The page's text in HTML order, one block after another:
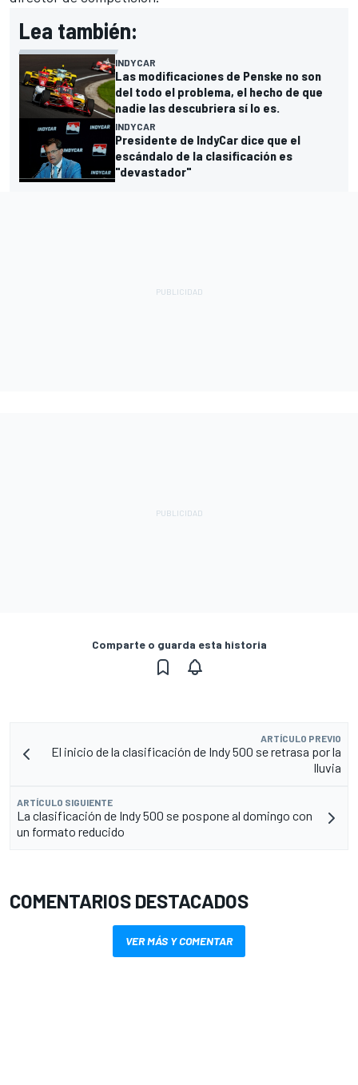
Lea también:
INDYCAR
Las modificaciones de Penske no son
del todo el problema, el hecho de que
nadie las descubriera sí lo es.
INDYCAR
Presidente de IndyCar dice que el
escándalo de la clasificación es
"devastador"
Comparte o guarda esta historia
ARTÍCULO PREVIO
El inicio de la clasificación de Indy 500 se retrasa por la
lluvia
ARTÍCULO SIGUIENTE
La clasificación de Indy 500 se pospone al domingo con
un formato reducido
COMENTARIOS DESTACADOS
VER MÁS Y COMENTAR